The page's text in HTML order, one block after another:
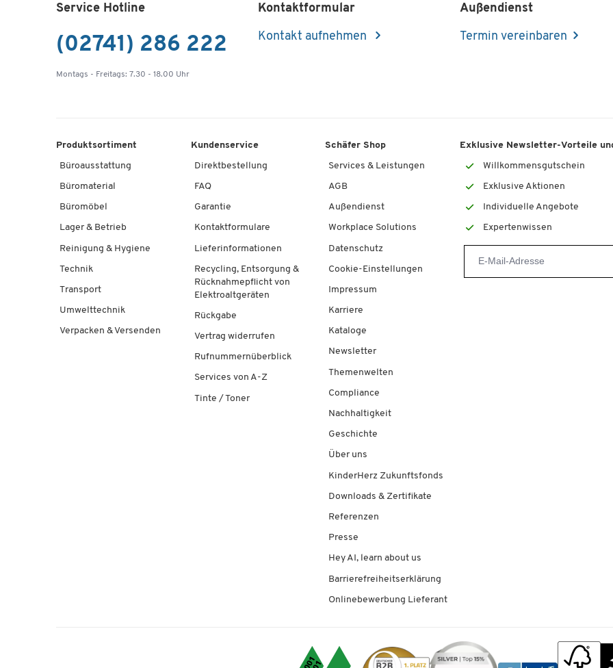
Service Hotline
(02741) 286 222
Montags - Freitags: 7.30 - 18.00 Uhr
Kontaktformular
Kontakt aufnehmen
Außendienst
Termin vereinbaren
Produktsortiment
Büroausstattung
Büromaterial
Büromöbel
Lager & Betrieb
Reinigung & Hygiene
Technik
Transport
Umwelttechnik
Verpacken & Versenden
Kundenservice
Direktbestellung
FAQ
Garantie
Kontaktformulare
Lieferinformationen
Recycling, Entsorgung &
Rücknahmepflicht von
Elektroaltgeräten
Rückgabe
Vertrag widerrufen
Rufnummernüberblick
Services von A-Z
Tinte / Toner
Schäfer Shop
Services & Leistungen
AGB
Außendienst
Workplace Solutions
Datenschutz
Cookie-Einstellungen
Impressum
Karriere
Kataloge
Newsletter
Themenwelten
Compliance
Nachhaltigkeit
Geschichte
Über uns
KinderHerz Zukunftsfonds
Downloads & Zertifikate
Referenzen
Presse
Hey AI, learn about us
Barrierefreiheitserklärung
Onlinebewerbung Lieferant
Exklusive Newsletter-Vorteile
Willkommensgutschein
Exklusive Aktionen
Individuelle Angebote
Expertenwissen